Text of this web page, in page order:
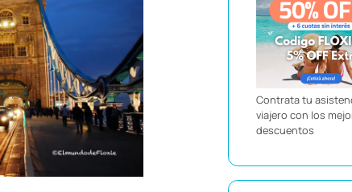
Contrata tu
viajero con los
descuentos